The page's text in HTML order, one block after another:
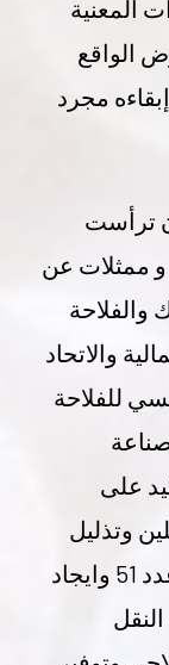
المعنية
الواقع
مجرد
ترأست
و ممثلات عن
والفلاحة
والاتحاد
للفلاحة
على
وتذليل
الصعوبات قصد تنفيذ بنود القانون عدد 51 وايجاد